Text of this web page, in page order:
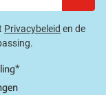
Privacybeleid en de